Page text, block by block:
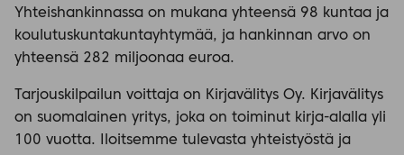
Yhteishankinnassa on mukana yhteensä 98 kuntaa ja
koulutuskuntakuntayhtymää, ja hankinnan arvo on
yhteensä 282 miljoonaa euroa.
Tarjouskilpailun voittaja on Kirjavälitys Oy. Kirjavälitys
on suomalainen yritys, joka on toiminut kirja-alalla yli
100 vuotta. Iloitsemme tulevasta yhteistyöstä ja